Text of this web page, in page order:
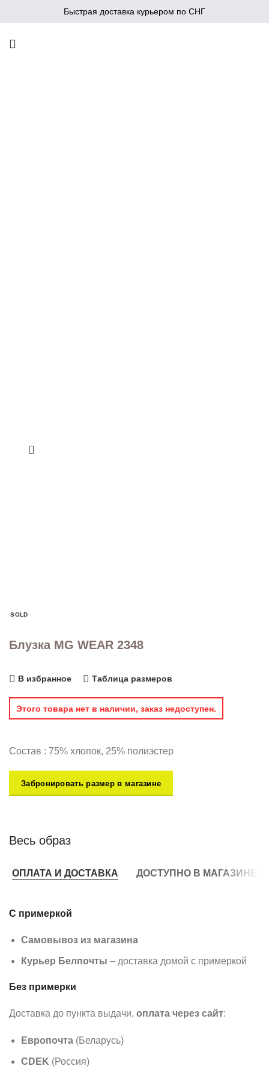
Быстрая доставка курьером по СНГ
SOLD
Блузка MG WEAR 2348
В избранное Таблица размеров
Этого товара нет в наличии, заказ недоступен.
Состав : 75% хлопок, 25% полиэстер
Забронировать размер в магазине
Весь образ
ОПЛАТА И ДОСТАВКА ДОСТУПНО В МАГАЗИНЕ
С примеркой
Самовывоз из магазина
Курьер Белпочты – доставка домой с примеркой
Без примерки
Доставка до пункта выдачи, оплата через сайт:
Европочта (Беларусь)
CDEK (Россия)